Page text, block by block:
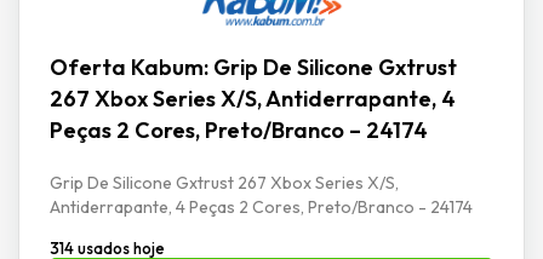
Oferta Kabum: Grip De Silicone Gxtrust
267 Xbox Series X/S, Antiderrapante, 4
Peças 2 Cores, Preto/Branco – 24174
Grip De Silicone Gxtrust 267 Xbox Series X/S,
Antiderrapante, 4 Peças 2 Cores, Preto/Branco - 24174
314 usados hoje